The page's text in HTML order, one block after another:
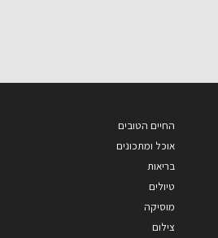
החיים הטובים
אוכל ומתכונים
בריאות
טיולים
מוסיקה
צילום